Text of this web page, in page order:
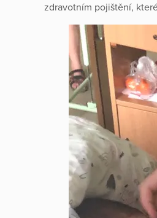
zdravotním pojištění,